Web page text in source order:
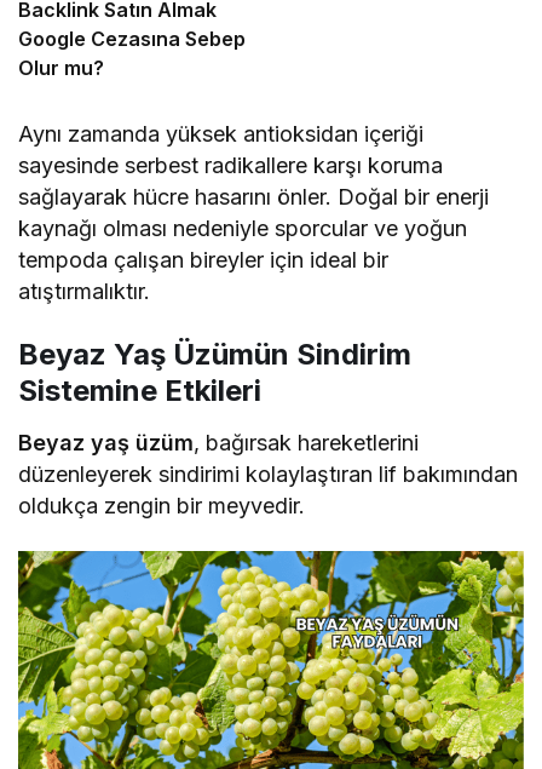
Backlink Satın Almak
Google Cezasına Sebep
Olur mu?
Aynı zamanda yüksek antioksidan içeriği
sayesinde serbest radikallere karşı koruma
sağlayarak hücre hasarını önler. Doğal bir enerji
kaynağı olması nedeniyle sporcular ve yoğun
tempoda çalışan bireyler için ideal bir
atıştırmalıktır.
Beyaz Yaş Üzümün Sindirim
Sistemine Etkileri
Beyaz yaş üzüm, bağırsak hareketlerini
düzenleyerek sindirimi kolaylaştıran lif bakımından
oldukça zengin bir meyvedir.